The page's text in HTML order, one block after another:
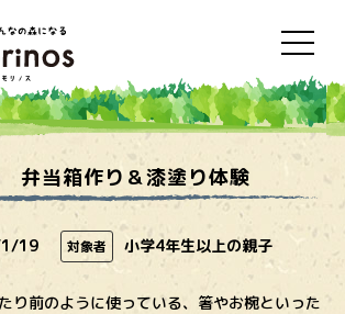
弁当箱作り＆漆塗り体験
19 対象者 小学4年生以上の親子
り前のように使っている、箸やお椀といった